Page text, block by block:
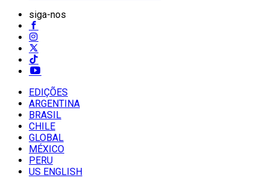
siga-nos
EDIÇÕES
ARGENTINA
BRASIL
CHILE
GLOBAL
MÉXICO
PERU
US ENGLISH